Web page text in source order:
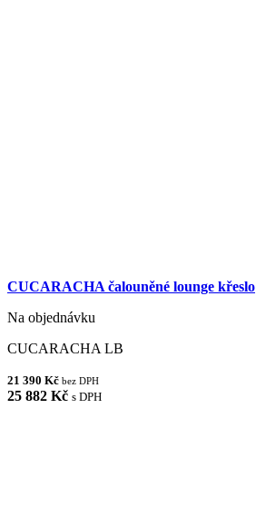
CUCARACHA čalouněné lounge křeslo
Na objednávku
CUCARACHA LB
21 390 Kč bez DPH
25 882 Kč s DPH